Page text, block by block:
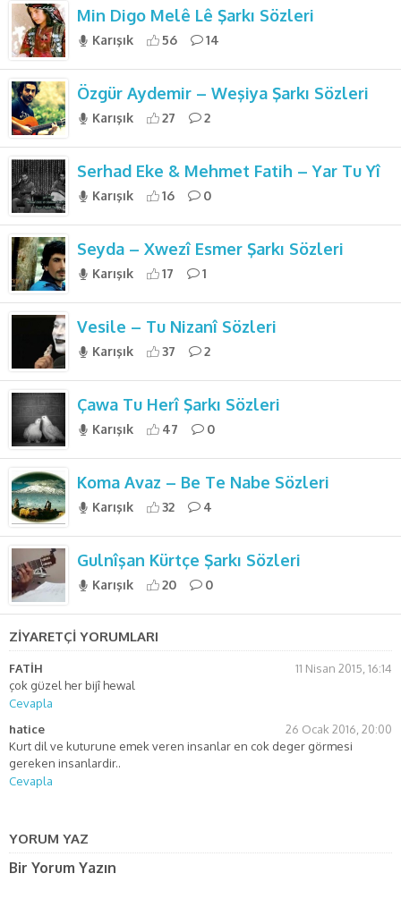
Min Digo Melê Lê Şarkı Sözleri
Karışık 56 14
Özgür Aydemir – Weşiya Şarkı Sözleri
Karışık 27 2
Serhad Eke & Mehmet Fatih – Yar Tu Yî
Karışık 16 0
Seyda – Xwezî Esmer Şarkı Sözleri
Karışık 17 1
Vesile – Tu Nizanî Sözleri
Karışık 37 2
Çawa Tu Herî Şarkı Sözleri
Karışık 47 0
Koma Avaz – Be Te Nabe Sözleri
Karışık 32 4
Gulnîşan Kürtçe Şarkı Sözleri
Karışık 20 0
ZİYARETÇİ YORUMLARI
FATİH
11 Nisan 2015, 16:14
çok güzel her bijî hewal
Cevapla
hatice
26 Ocak 2016, 20:00
Kurt dil ve kuturune emek veren insanlar en cok deger görmesi
gereken insanlardir..
Cevapla
YORUM YAZ
Bir Yorum Yazın